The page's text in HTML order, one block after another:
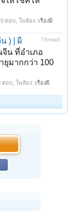
, 0 ตอบ, ในห้อง: เรื่องผี
Thread
) | ผี
จีน ที่อำเภอ
มากกว่า 100
ตอบ, ในห้อง: เรื่องผี